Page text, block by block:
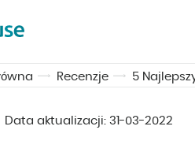
Recenzje 5
Data aktualizacji: 31-03-2022